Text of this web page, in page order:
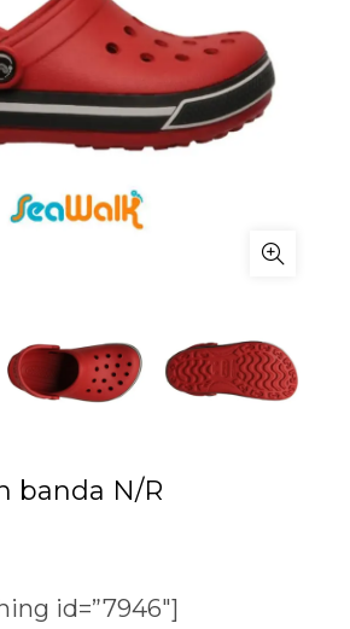
banda N/R
id=”7946″]